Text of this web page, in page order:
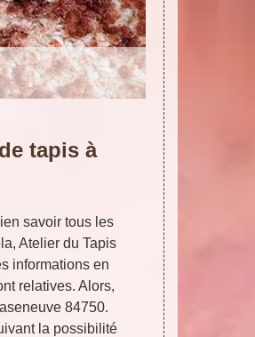
tapis à
savoir tous les
Atelier du Tapis
informations en
relatives. Alors,
84750.
la possibilité